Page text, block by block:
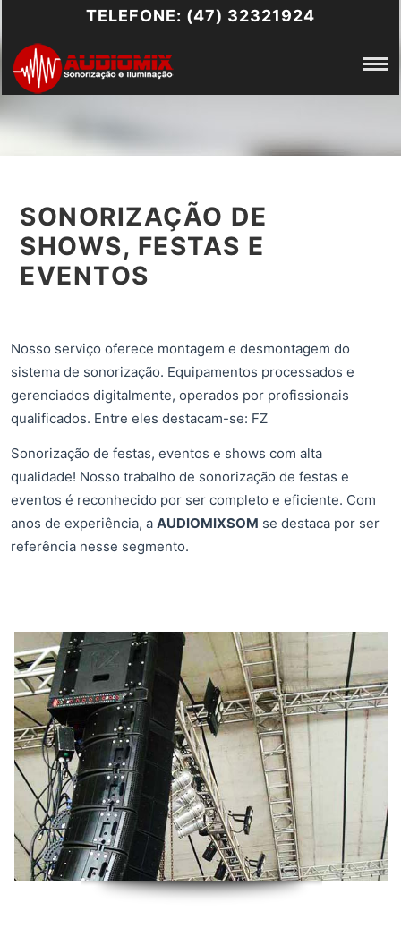
TELEFONE: (47) 32321924
SONORIZAÇÃO DE
SHOWS, FESTAS E
EVENTOS
Nosso serviço oferece montagem e desmontagem do
sistema de sonorização. Equipamentos processados e
gerenciados digitalmente, operados por profissionais
qualificados. Entre eles destacam-se: FZ
Sonorização de festas, eventos e shows com alta
qualidade! Nosso trabalho de sonorização de festas e
eventos é reconhecido por ser completo e eficiente. Com
anos de experiência, a AUDIOMIXSOM se destaca por ser
referência nesse segmento.